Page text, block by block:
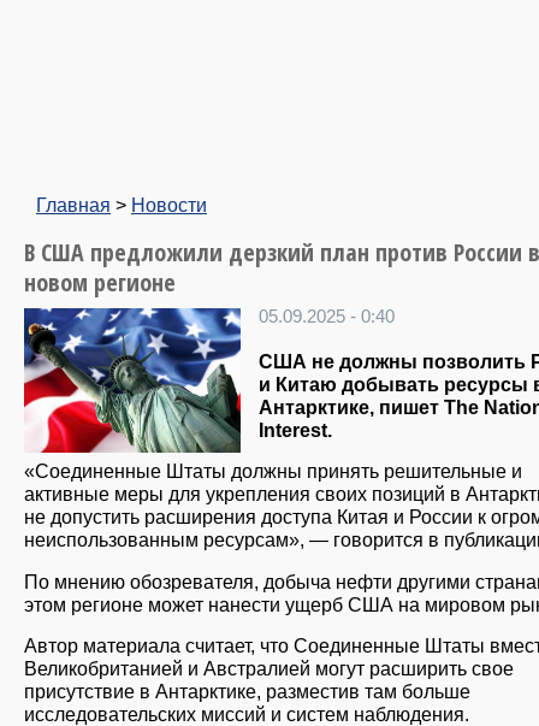
Главная > Новости
В США предложили дерзкий план против России в
новом регионе
05.09.2025 - 0:40
США не должны позволить
и Китаю добывать ресурсы
Антарктике, пишет The
Interest.
«Соединенные Штаты должны принять решительные и
активные меры для укрепления своих позиций в
не допустить расширения доступа Китая и России к
неиспользованным ресурсам», — говорится в
По мнению обозревателя, добыча нефти другими
этом регионе может нанести ущерб США на мировом
Автор материала считает, что Соединенные Штаты
Великобританией и Австралией могут расширить свое
присутствие в Антарктике, разместив там больше
исследовательских миссий и систем наблюдения.